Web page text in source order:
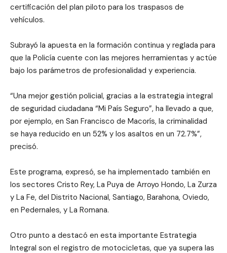
certificación del plan piloto para los traspasos de
vehículos.
Subrayó la apuesta en la formación continua y reglada para
que la Policía cuente con las mejores herramientas y actúe
bajo los parámetros de profesionalidad y experiencia.
“Una mejor gestión policial, gracias a la estrategia integral
de seguridad ciudadana “Mi País Seguro”, ha llevado a que,
por ejemplo, en San Francisco de Macorís, la criminalidad
se haya reducido en un 52% y los asaltos en un 72.7%”,
precisó.
Este programa, expresó, se ha implementado también en
los sectores Cristo Rey, La Puya de Arroyo Hondo, La Zurza
y La Fe, del Distrito Nacional, Santiago, Barahona, Oviedo,
en Pedernales, y La Romana.
Otro punto a destacó en esta importante Estrategia
Integral son el registro de motocicletas, que ya supera las